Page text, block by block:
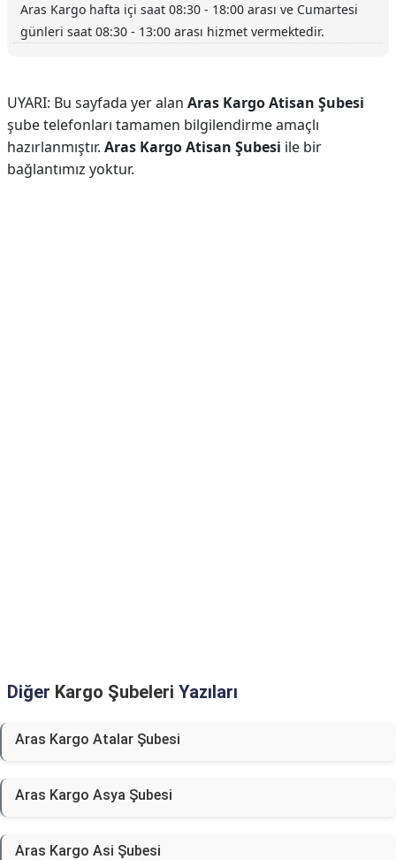
Aras Kargo hafta içi saat 08:30 - 18:00 arası ve Cumartesi
günleri saat 08:30 - 13:00 arası hizmet vermektedir.
UYARI: Bu sayfada yer alan Aras Kargo Atisan Şubesi
şube telefonları tamamen bilgilendirme amaçlı
hazırlanmıştır. Aras Kargo Atisan Şubesi ile bir
bağlantımız yoktur.
Diğer Kargo Şubeleri Yazıları
Aras Kargo Atalar Şubesi
Aras Kargo Asya Şubesi
Aras Kargo Asi Şubesi